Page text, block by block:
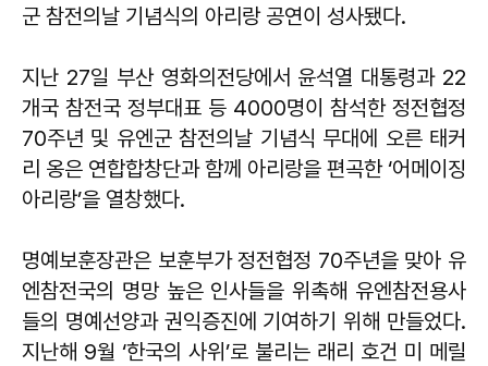
군 참전의날 기념식의 아리랑 공연이 성사됐다.
지난 27일 부산 영화의전당에서 윤석열 대통령과 22
개국 참전국 정부대표 등 4000명이 참석한 정전협정
70주년 및 유엔군 참전의날 기념식 무대에 오른 태커
리 옹은 연합합창단과 함께 아리랑을 편곡한 ‘어메이징
아리랑’을 열창했다.
명예보훈장관은 보훈부가 정전협정 70주년을 맞아 유
엔참전국의 명망 높은 인사들을 위촉해 유엔참전용사
들의 명예선양과 권익증진에 기여하기 위해 만들었다.
지난해 9월 ‘한국의 사위’로 불리는 래리 호건 미 메릴